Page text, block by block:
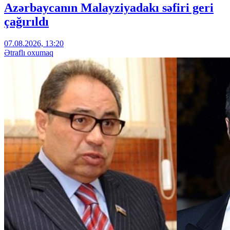
Azərbaycanın Malayziyadakı səfiri geri
çağırıldı
07.08.2026, 13:20
Ətraflı oxumaq